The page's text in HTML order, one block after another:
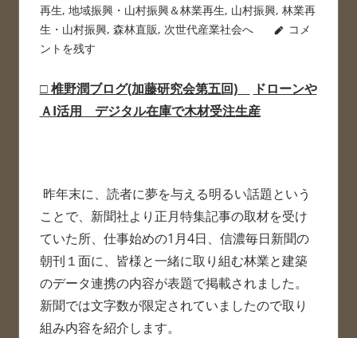
再生, 地域振興・山村振興＆林業再生, 山村振興, 林業再
生・山村振興, 森林直販, 次世代産業社会へ
コメ
ントを残す
□椎野潤ブログ(加藤研究会第五回)
ドローンや
ＡI活用 デジタル在庫で木材受注生産
昨年末に、読者に夢を与える明るい話題という
ことで、新聞社より正月特集記事の取材を受け
ていた所、仕事始めの1月4日、信濃毎日新聞の
朝刊１面に、皆様と一緒に取り組む林業と建築
のデータ連携の内容が表題で掲載されました。
新聞では文字数が限定されていましたので取り
組み内容を紹介します。